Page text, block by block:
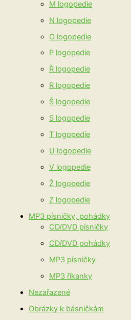
M logopedie
N logopedie
O logopedie
P logopedie
Ř logopedie
R logopedie
Š logopedie
S logopedie
T logopedie
U logopedie
V logopedie
Ž logopedie
Z logopedie
MP3 písničky, pohádky
CD/DVD písničky
CD/DVD pohádky
MP3 písničky
MP3 říkanky
Nezařazené
Obrázky k básničkám